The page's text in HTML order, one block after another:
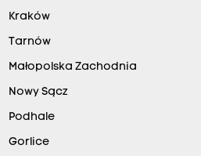
Kraków
Tarnów
Małopolska Zachodnia
Nowy Sącz
Podhale
Gorlice